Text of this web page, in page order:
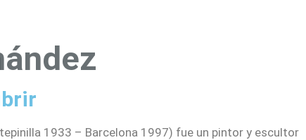
1933 – Barcelona 1997) fue un pintor y escultor